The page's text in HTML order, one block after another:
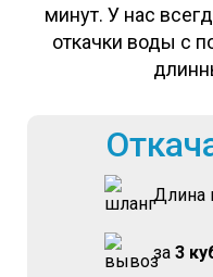
минут. У нас
откачки воды с
Длина
за 3